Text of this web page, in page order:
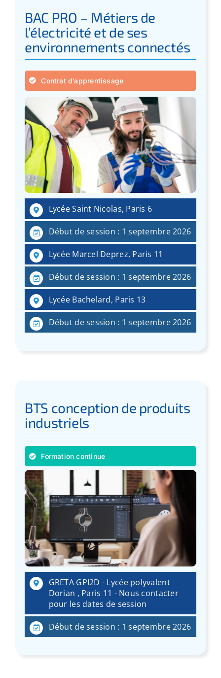
BAC PRO – Métiers de
l’électricité et de ses
environnements connectés
Contrat d’apprentissage
Lycée Saint Nicolas, Paris 6
Début de session : 1 septembre 2026
Lycée Marcel Deprez, Paris 11
Début de session : 1 septembre 2026
Lycée Bachelard, Paris 13
Début de session : 1 septembre 2026
BTS conception de produits
industriels
Formation continue
GRETA GPI2D - Lycée polyvalent
Dorian , Paris 11 - Nous contacter
pour les dates de session
Début de session : 1 septembre 2026